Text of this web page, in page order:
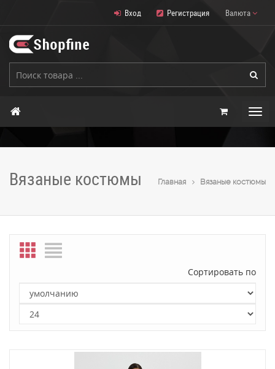
Валюта
Вход Регистрация
Вязаные костюмы Главная Вязаные костюмы
Сортировать по